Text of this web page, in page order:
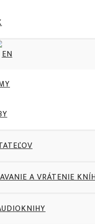
A VRÁTENIE